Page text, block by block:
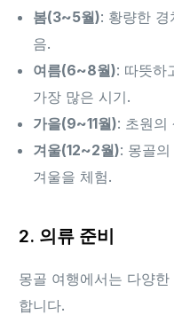
봄(3~5월): 황량한
음.
여름(6~8월): 따뜻하
가장 많은 시기.
가을(9~11월): 초원의
겨울(12~2월): 몽골
겨울을 체험.
2. 의류 준비
몽골 여행에서는 다양
합니다.